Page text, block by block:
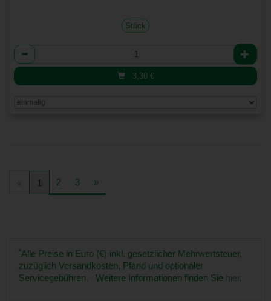
Stück
Anzahl
3,30 €
1 2 3 »
*Alle Preise in Euro (€) inkl. gesetzlicher Mehrwertsteuer,
zuzüglich Versandkosten, Pfand und optionaler
Servicegebühren. Weitere Informationen finden Sie hier.